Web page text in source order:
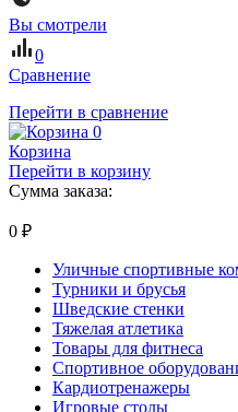
Вы смотрели
0
Сравнение
Перейти в сравнение
0
Корзина
Перейти в корзину
Сумма заказа:
0 ₽
Уличные спортивные
Турники и брусья
Шведские стенки
Тяжелая атлетика
Товары для фитнеса
Спортивное
Кардиотренажеры
Игровые столы